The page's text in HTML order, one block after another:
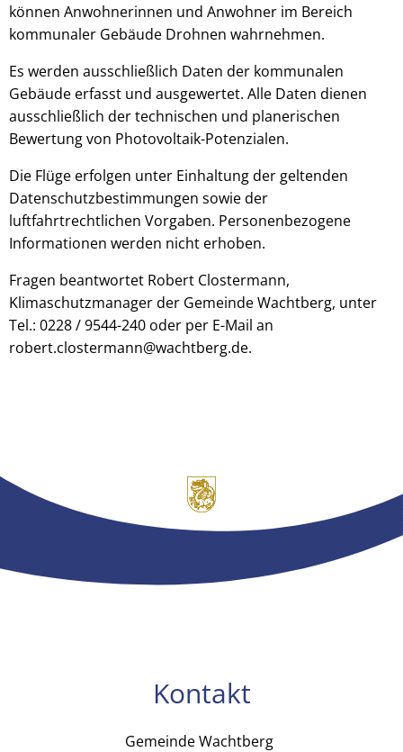
können Anwohnerinnen und Anwohner im Bereich
kommunaler Gebäude Drohnen wahrnehmen.
Es werden ausschließlich Daten der kommunalen
Gebäude erfasst und ausgewertet. Alle Daten dienen
ausschließlich der technischen und planerischen
Bewertung von Photovoltaik-Potenzialen.
Die Flüge erfolgen unter Einhaltung der geltenden
Datenschutzbestimmungen sowie der
luftfahrtrechtlichen Vorgaben. Personenbezogene
Informationen werden nicht erhoben.
Fragen beantwortet Robert Clostermann,
Klimaschutzmanager der Gemeinde Wachtberg, unter
Tel.: 0228 / 9544-240 oder per E-Mail an
robert.clostermann@wachtberg.de.
Kontakt
Gemeinde Wachtberg